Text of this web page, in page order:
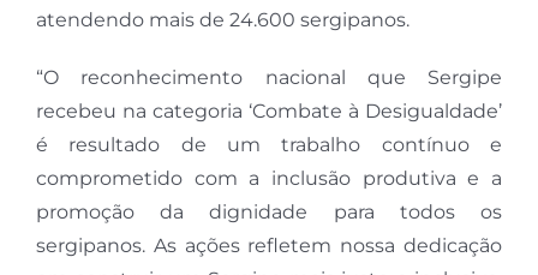
atendendo mais de 24.600 sergipanos.
“O reconhecimento nacional que Sergipe
recebeu na categoria ‘Combate à Desigualdade’
é resultado de um trabalho contínuo e
comprometido com a inclusão produtiva e a
promoção da dignidade para todos os
sergipanos. As ações refletem nossa dedicação